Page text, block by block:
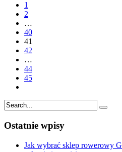
1
2
…
40
41
42
…
44
45
Ostatnie wpisy
Jak wybrać sklep rowerowy